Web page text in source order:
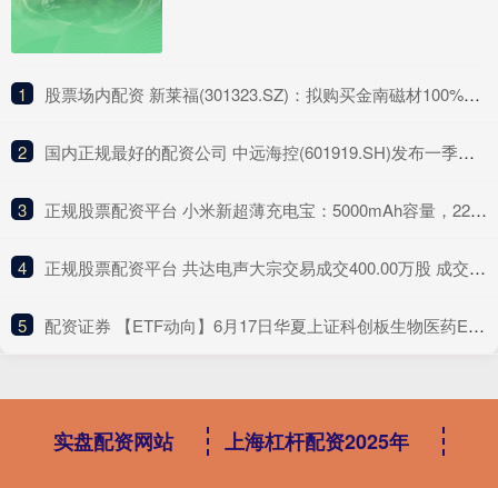
1 ​股票场内配资 新莱福(301323.SZ)：拟购买金南磁材100%股权
2 ​国内正规最好的配资公司 中远海控(601919.SH)发布一季度业绩，归母净利润116.95亿元，增长73.12%
3 ​正规股票配资平台 小米新超薄充电宝：5000mAh容量，22.5W快充，众筹仅售139元
4 ​正规股票配资平台 共达电声大宗交易成交400.00万股 成交额5060.00万元
5 ​配资证券 【ETF动向】6月17日华夏上证科创板生物医药ETF基金跌1.86%，份额增加150万份
实盘配资网站 上海杠杆配资2025年